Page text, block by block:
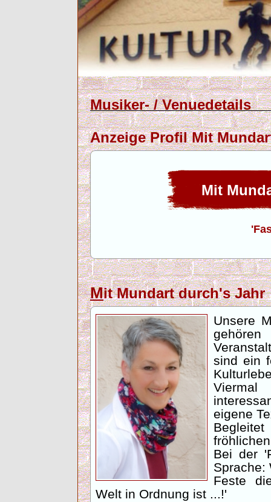
Musiker- / Venuedetails
Anzeige Profil Mit
Mit
Mit Mundart durch's
Unsere
sind ein
eigene
Bei der
Sprache:
Feste
Welt in Ordnung ist ...!'